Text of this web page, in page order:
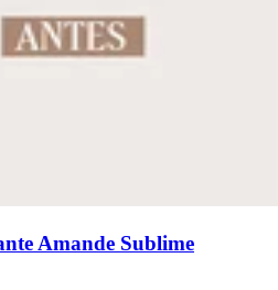
Amande Sublime